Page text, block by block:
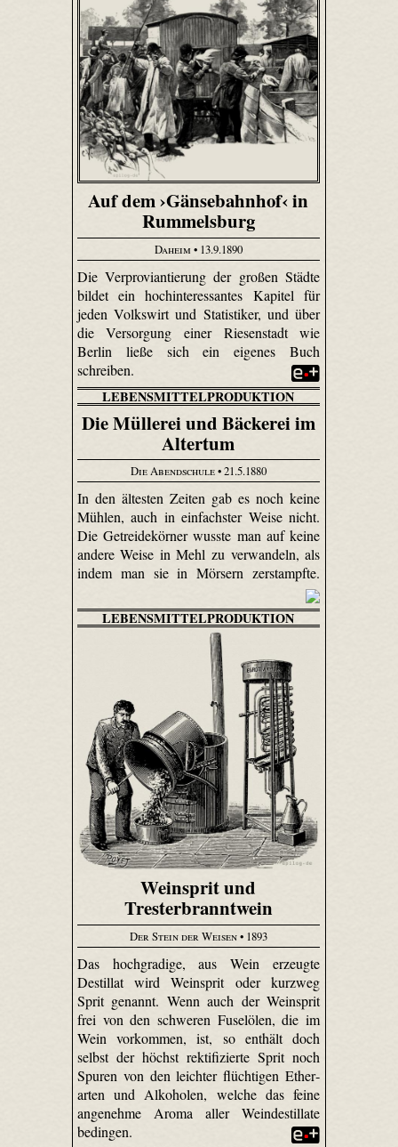
Auf dem ›Gänsebahnhof‹ in
Rummelsburg
Daheim• 13.9.1890
Die Verproviantierung der großen Städte
bildet ein hochinteressantes Kapitel für
jeden Volkswirt und Statistiker, und über
die Versorgung einer Riesenstadt wie
Berlin ließe sich ein eigenes Buch
schreiben.
LEBENSMITTELPRODUKTION
Die Müllerei und Bäckerei im
Altertum
Die Abendschule• 21.5.1880
In den ältesten Zeiten gab es noch keine
Mühlen, auch in einfachster Weise nicht.
Die Getreidekörner wusste man auf keine
andere Weise in Mehl zu verwandeln, als
indem man sie in Mörsern zerstampfte.
LEBENSMITTELPRODUKTION
Weinsprit und
Tresterbranntwein
Der Stein der Weisen• 1893
Das hochgradige, aus Wein erzeugte
Destillat wird Weinsprit oder kurzweg
Sprit genannt. Wenn auch der Weinsprit
frei von den schweren Fuselölen, die im
Wein vorkommen, ist, so enthält doch
selbst der höchst rektifi­zierte Sprit noch
Spuren von den leichter flüchtigen Ether­
arten und Alkoholen, welche das feine
angenehme Aroma aller Weindestillate
bedingen.